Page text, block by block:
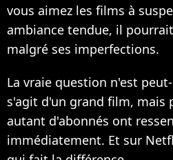
vous aimez les films à
ambiance tendue, il
malgré ses imperfections.
La vraie question n'est
s'agit d'un grand film, mais
autant d'abonnés ont
immédiatement. Et sur